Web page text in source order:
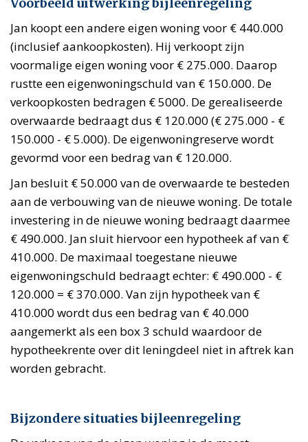
Voorbeeld uitwerking bijleenregeling
Jan koopt een andere eigen woning voor € 440.000
(inclusief aankoopkosten). Hij verkoopt zijn
voormalige eigen woning voor € 275.000. Daarop
rustte een eigenwoningschuld van € 150.000. De
verkoopkosten bedragen € 5000. De gerealiseerde
overwaarde bedraagt dus € 120.000 (€ 275.000 - €
150.000 - € 5.000). De eigenwoningreserve wordt
gevormd voor een bedrag van € 120.000.
Jan besluit € 50.000 van de overwaarde te besteden
aan de verbouwing van de nieuwe woning. De totale
investering in de nieuwe woning bedraagt daarmee
€ 490.000. Jan sluit hiervoor een hypotheek af van €
410.000. De maximaal toegestane nieuwe
eigenwoningschuld bedraagt echter: € 490.000 - €
120.000 = € 370.000. Van zijn hypotheek van €
410.000 wordt dus een bedrag van € 40.000
aangemerkt als een box 3 schuld waardoor de
hypotheekrente over dit leningdeel niet in aftrek kan
worden gebracht.
Bijzondere situaties bijleenregeling